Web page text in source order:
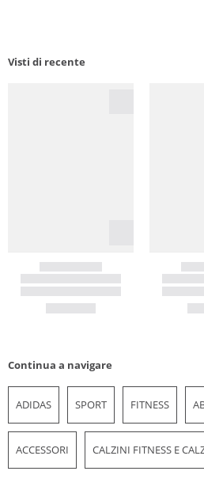
Visti di recente
Continua a navigare
ADIDAS SPORT FITNESS
ACCESSORI CALZINI FITNESS E